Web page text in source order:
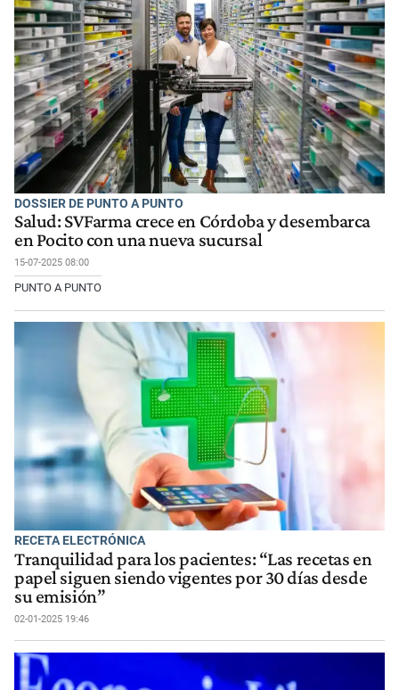
DOSSIER DE PUNTO A PUNTO
Salud: SVFarma crece en Córdoba y desembarca
en Pocito con una nueva sucursal
15-07-2025 08:00
PUNTO A PUNTO
RECETA ELECTRÓNICA
Tranquilidad para los pacientes: “Las recetas en
papel siguen siendo vigentes por 30 días desde
su emisión”
02-01-2025 19:46